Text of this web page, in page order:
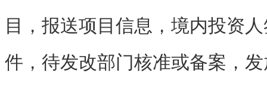
目，报送项目信息，境内投资
件，待发改部门核准或备案，